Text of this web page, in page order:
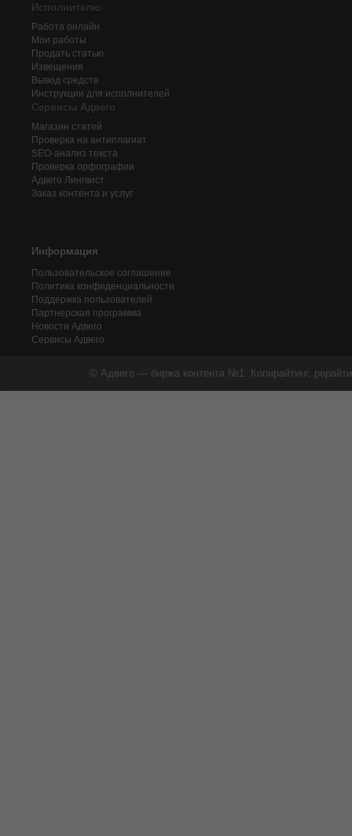
Исполнителю
Работа онлайн
Мои работы
Продать статью
Извещения
Вывод средств
Инструкции для исполнителей
Сервисы Адвего
Магазин статей
Проверка на антиплагиат
SEO-анализ текста
Проверка орфографии
Адвего Лингвист
Заказ контента и услуг
Информация
Пользовательское соглашение
Политика конфиденциальности
Поддержка пользователей
Партнерская программа
Новости Адвего
Сервисы Адвего
© Адвего — биржа контента №1. Копирайтинг,